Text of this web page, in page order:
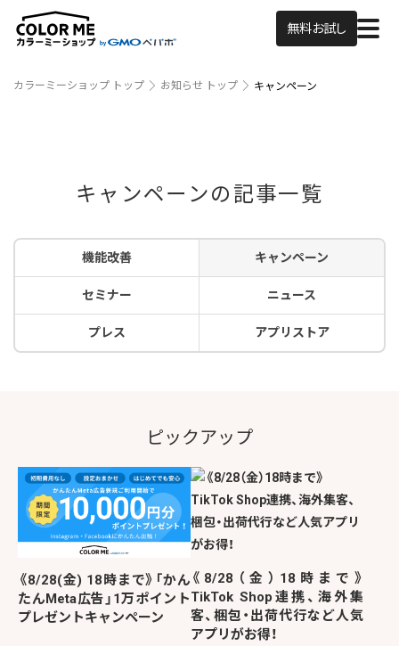
無料お試し
カラーミーショップ トップ お知らせ トップ キャンペーン
キャンペーンの記事一覧
機能改善 キャンペーン
セミナー ニュース
プレス アプリストア
ピックアップ
《8/28(金) 18時まで》「かん
たんMeta広告」1万ポイント
プレゼントキャンペーン
《8/28（金）18時まで》
TikTok Shop連携、海外集
客、梱包・出荷代行など人気
アプリがお得！